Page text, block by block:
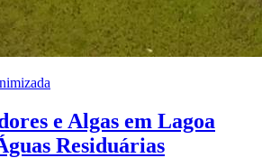
e Algas em Lagoa
Residuárias